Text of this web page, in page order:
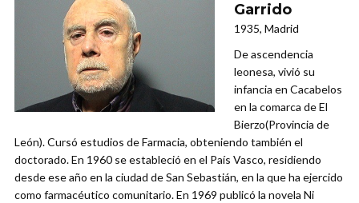
Garrido
1935, Madrid
De ascendencia
leonesa, vivió su
infancia en Cacabelos
en la comarca de El
Bierzo(Provincia de
León). Cursó estudios de Farmacia, obteniendo también el
doctorado. En 1960 se estableció en el País Vasco, residiendo
desde ese año en la ciudad de San Sebastián, en la que ha ejercido
como farmacéutico comunitario. En 1969 publicó la novela Ni